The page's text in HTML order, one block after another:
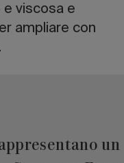
e viscosa e
ampliare con
un